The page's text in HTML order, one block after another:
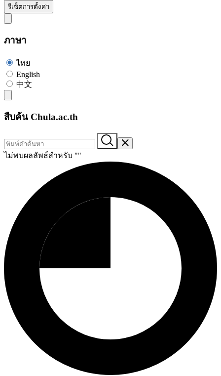
รีเซ็ตการตั้งค่า
ภาษา
ไทย
English
中文
สืบค้น Chula.ac.th
ไม่พบผลลัพธ์สำหรับ ""